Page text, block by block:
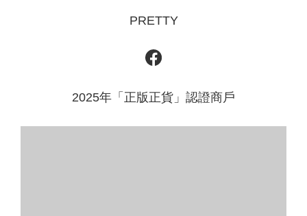
PRETTY
2025年「正版正貨」認證商戶